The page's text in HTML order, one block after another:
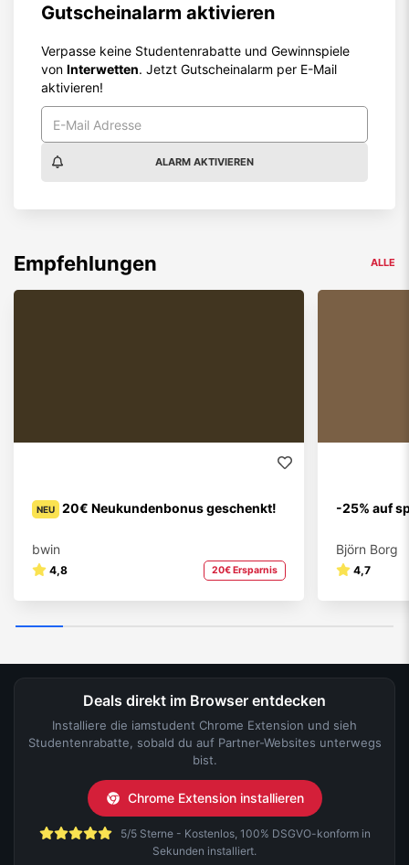
Gutscheinalarm aktivieren
Verpasse keine Studentenrabatte und Gewinnspiele
von Interwetten. Jetzt Gutscheinalarm per E-Mail
aktivieren!
ALARM AKTIVIEREN
Empfehlungen ALLE
NEU 20€ Neukundenbonus geschenkt!
bwin
4,8 20€ Ersparnis
-25% auf
Björn Borg
4,7
Deals direkt im Browser entdecken
Installiere die iamstudent Chrome Extension und sieh
Studentenrabatte, sobald du auf Partner-Websites unterwegs
bist.
Chrome Extension installieren
5/5 Sterne - Kostenlos, 100% DSGVO-konform in
Sekunden installiert.